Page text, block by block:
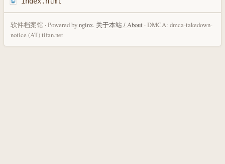
软件档案馆 · Powered bynginx. 关于本站 / About · DMCA: dmca-takedown-
notice (AT) tifan.net